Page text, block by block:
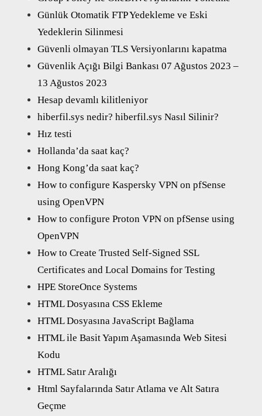
Günlük Otomatik FTP Yedekleme ve Eski
Yedeklerin Silinmesi
Güvenli olmayan TLS Versiyonlarını kapatma
Güvenlik Açığı Bilgi Bankası 07 Ağustos 2023 –
13 Ağustos 2023
Hesap devamlı kilitleniyor
hiberfil.sys nedir? hiberfil.sys Nasıl Silinir?
Hız testi
Hollanda’da saat kaç?
Hong Kong’da saat kaç?
How to configure Kaspersky VPN on pfSense
using OpenVPN
How to configure Proton VPN on pfSense using
OpenVPN
How to Create Trusted Self-Signed SSL
Certificates and Local Domains for Testing
HPE StoreOnce Systems
HTML Dosyasına CSS Ekleme
HTML Dosyasına JavaScript Bağlama
HTML ile Basit Yapım Aşamasında Web Sitesi
Kodu
HTML Satır Aralığı
Html Sayfalarında Satır Atlama ve Alt Satıra
Geçme